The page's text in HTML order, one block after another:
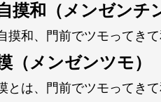
摸和（メンゼンチ
和、門前でツモってきて
（メンゼンツモ）
は、門前でツモってきて